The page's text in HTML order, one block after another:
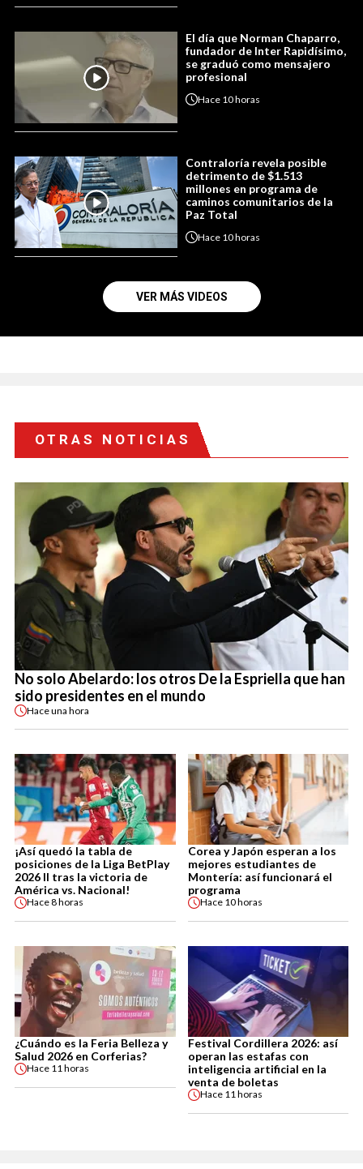
El día que Norman Chaparro,
fundador de Inter Rapidísimo,
se graduó como mensajero
profesional
Hace 10 horas
Contraloría revela posible
detrimento de $1.513
millones en programa de
caminos comunitarios de la
Paz Total
Hace 10 horas
VER MÁS VIDEOS
OTRAS NOTICIAS
No solo Abelardo: los otros De la Espriella que han
sido presidentes en el mundo
Haceuna hora
¡Así quedó la tabla de
posiciones de la Liga BetPlay
2026 II tras la victoria de
América vs. Nacional!
Hace8 horas
Corea y Japón esperan a los
mejores estudiantes de
Montería: así funcionará el
programa
Hace 10 horas
¿Cuándo es la Feria Belleza y
Salud 2026 en Corferias?
Hace 11 horas
Festival Cordillera 2026: así
operan las estafas con
inteligencia artificial en la
venta de boletas
Hace 11 horas